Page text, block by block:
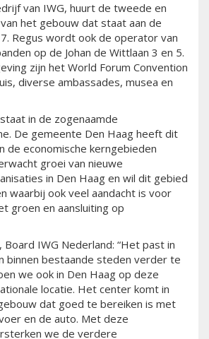
van IWG, huurt de tweede en
het gebouw dat staat aan de
7. Regus wordt ook de operator van
op de Johan de Wittlaan 3 en 5.
zijn het World Forum Convention
diverse ambassades, musea en
in de zogenaamde
De gemeente Den Haag heeft dit
de economische kerngebieden
groei van nieuwe
in Den Haag en wil dit gebied
waarbij ook veel aandacht is voor
groen en aansluiting op
Board IWG Nederland: “Het past in
binnen bestaande steden verder te
we ook in Den Haag op deze
locatie. Het center komt in
dat goed te bereiken is met
en de auto. Met deze
we de verdere